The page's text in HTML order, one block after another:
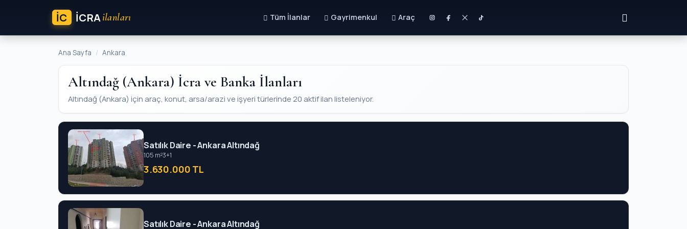
İC ICRAilanları Tüm İlanlar Gayrimenkul Araç
Ana Sayfa Ankara
Altındağ (Ankara) İcra ve Banka İlanları
Altındağ (Ankara) için araç, konut, arsa/arazi ve işyeri türlerinde 20 aktif ilan listeleniyor.
Satılık Daire - Ankara Altındağ
105 m²3+1
3.630.000 TL
Satılık Daire - Ankara Altındağ